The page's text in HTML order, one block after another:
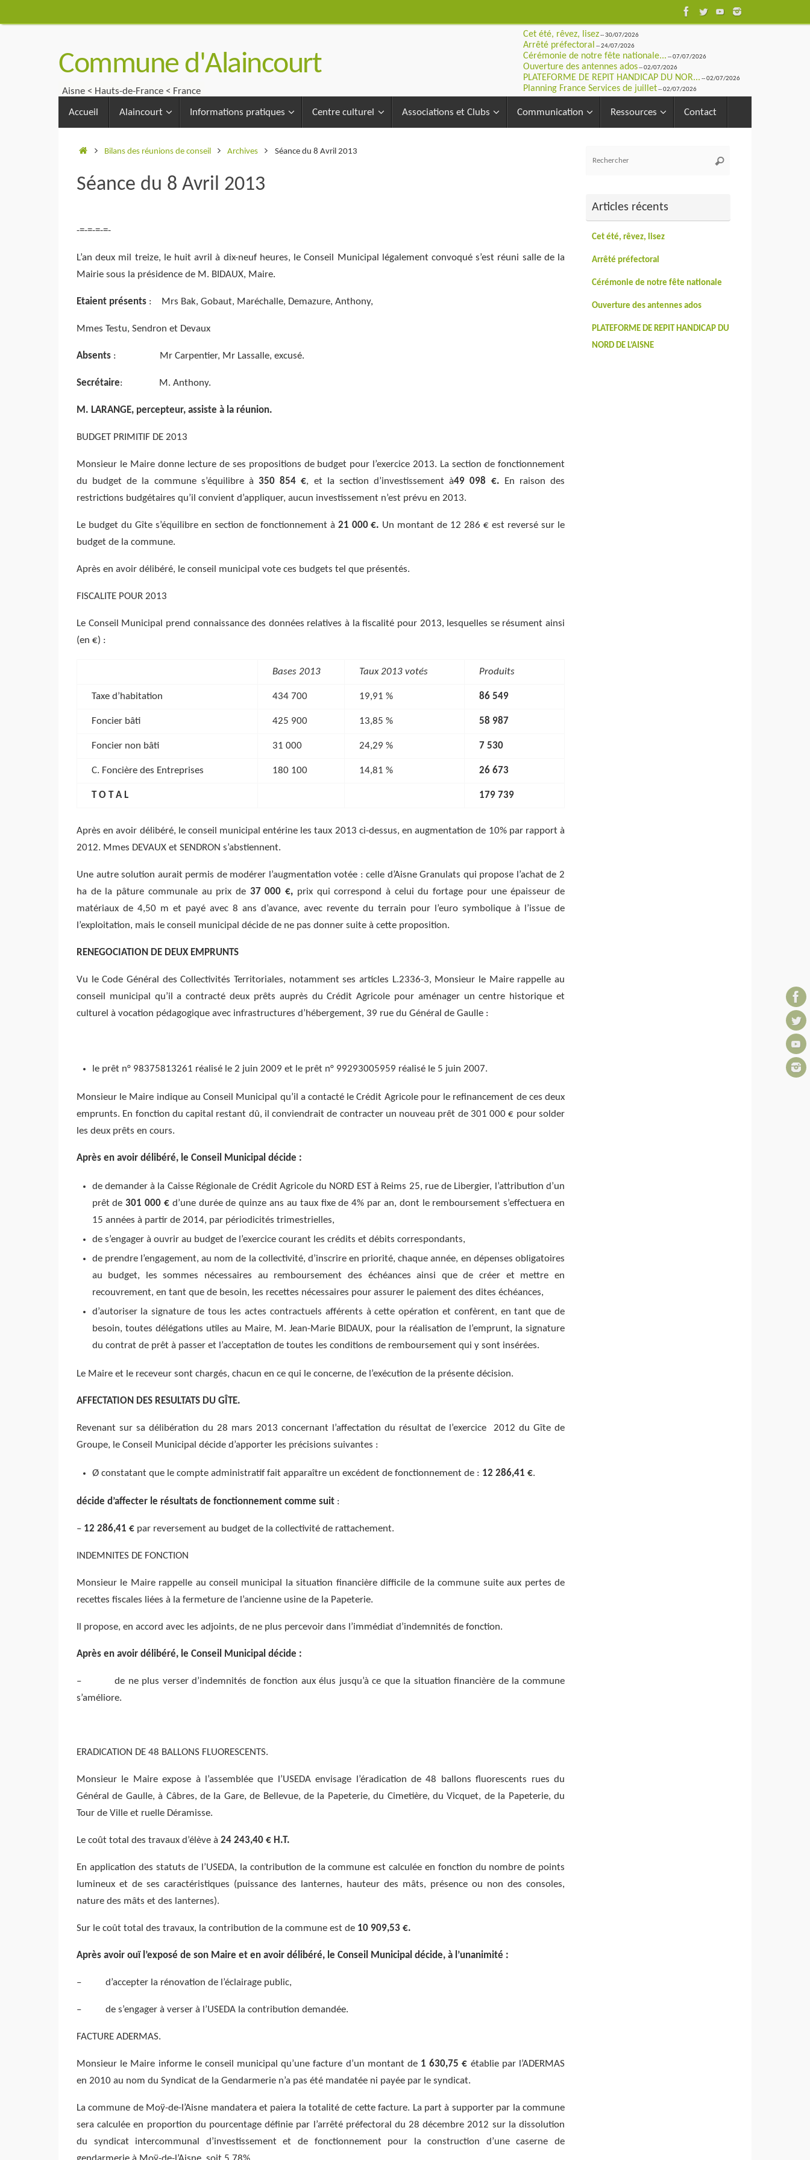
au
Commune d'Alaincourt
Aisne < Hauts-de-France < France
Cet été, rêvez, lisez-- 30/07/2026
Arrêté préfectoral -- 24/07/2026
Cérémonie de notre fête nationale... -- 07/07/2026
Ouverture des antennes ados-- 02/07/2026
PLATEFORME DE REPIT HANDICAP DU NOR... -- 02/07/2026
Planning France Services de juillet-- 02/07/2026
contenu
Accueil Alaincourt Informations pratiques Centre culturel Associations et Clubs Communication Ressources Contact
AccueilBilans des réunions de conseil Archives Séance du 8 Avril 2013
Séance du 8 Avril 2013
-=-=-=-=-
L’an deux mil treize, le huit avril à dix-neuf heures, le Conseil Municipal légalement convoqué s’est réuni salle de la
Mairie sous la présidence de M. BIDAUX, Maire.
Etaient présents : Mrs Bak, Gobaut, Maréchalle, Demazure, Anthony,
Mmes Testu, Sendron et Devaux
Absents : Mr Carpentier, Mr Lassalle, excusé.
Secrétaire: M. Anthony.
M. LARANGE, percepteur, assiste à la réunion.
BUDGET PRIMITIF DE 2013
Monsieur le Maire donne lecture de ses propositions de budget pour l’exercice 2013. La section de fonctionnement
du budget de la commune s’équilibre à350 854 €, et la section d’investissement à49 098 €. En raison des
restrictions budgétaires qu’il convient d’appliquer, aucun investissement n’est prévu en 2013.
Le budget du Gîte s’équilibre en section de fonctionnement à 21 000 €. Un montant de 12 286 € est reversé sur le
budget de la commune.
Après en avoir délibéré, le conseil municipal vote ces budgets tel que présentés.
FISCALITE POUR 2013
Le Conseil Municipal prend connaissance des données relatives à la fiscalité pour 2013, lesquelles se résument ainsi
(en €) :
Bases 2013 Taux 2013 votés Produits
Taxe d’habitation 434 700 19,91 % 86 549
Foncier bâti 425 900 13,85 % 58 987
Foncier non bâti 31 000 24,29 % 7 530
C. Foncière des Entreprises 180 100 14,81 % 26 673
T O T A L 179 739
Après en avoir délibéré, le conseil municipal entérine les taux 2013 ci-dessus, en augmentation de 10% par rapport à
2012. Mmes DEVAUX et SENDRON s’abstiennent.
Une autre solution aurait permis de modérer l’augmentation votée : celle d’Aisne Granulats qui propose l’achat de 2
ha de la pâture communale au prix de 37 000 €, prix qui correspond à celui du fortage pour une épaisseur de
matériaux de 4,50 m et payé avec 8 ans d’avance, avec revente du terrain pour l’euro symbolique à l’issue de
l’exploitation, mais le conseil municipal décide de ne pas donner suite à cette proposition.
RENEGOCIATION DE DEUX EMPRUNTS
Vu le Code Général des Collectivités Territoriales, notamment ses articles L.2336-3, Monsieur le Maire rappelle au
conseil municipal qu’il a contracté deux prêts auprès du Crédit Agricole pour aménager un centre historique et
culturel à vocation pédagogique avec infrastructures d’hébergement, 39 rue du Général de Gaulle :
le prêt n° 98375813261 réalisé le 2 juin 2009 et le prêt n° 99293005959 réalisé le 5 juin 2007.
Monsieur le Maire indique au Conseil Municipal qu’il a contacté le Crédit Agricole pour le refinancement de ces deux
emprunts. En fonction du capital restant dû, il conviendrait de contracter un nouveau prêt de 301 000 € pour solder
les deux prêts en cours.
Après en avoir délibéré, le Conseil Municipal décide :
de demander à la Caisse Régionale de Crédit Agricole du NORD EST à Reims 25, rue de Libergier, l’attribution d’un
prêt de 301 000 €d’une durée de quinze ans au taux fixe de 4% par an, dont le remboursement s’effectuera en
15 années à partir de 2014, par périodicités trimestrielles,
de s’engager à ouvrir au budget de l’exercice courant les crédits et débits correspondants,
de prendre l’engagement, au nom de la collectivité, d’inscrire en priorité, chaque année, en dépenses obligatoires
au budget, les sommes nécessaires au remboursement des échéances ainsi que de créer et mettre en
recouvrement, en tant que de besoin, les recettes nécessaires pour assurer le paiement des dites échéances,
d’autoriser la signature de tous les actes contractuels afférents à cette opération et confèrent, en tant que de
besoin, toutes délégations utiles au Maire, M. Jean-Marie BIDAUX, pour la réalisation de l’emprunt, la signature
du contrat de prêt à passer et l’acceptation de toutes les conditions de remboursement qui y sont insérées.
Le Maire et le receveur sont chargés, chacun en ce qui le concerne, de l’exécution de la présente décision.
AFFECTATION DES RESULTATS DU GÎTE.
Revenant sur sa délibération du 28 mars 2013 concernant l’affectation du résultat de l’exercice 2012 du Gîte de
Groupe, le Conseil Municipal décide d’apporter les précisions suivantes :
Ø constatant que le compte administratif fait apparaître un excédent de fonctionnement de : 12 286,41 €.
décide d’affecter le résultats de fonctionnement comme suit :
– 12 286,41 € par reversement au budget de la collectivité de rattachement.
INDEMNITES DE FONCTION
Monsieur le Maire rappelle au conseil municipal la situation financière difficile de la commune suite aux pertes de
recettes fiscales liées à la fermeture de l’ancienne usine de la Papeterie.
Il propose, en accord avec les adjoints, de ne plus percevoir dans l’immédiat d’indemnités de fonction.
Après en avoir délibéré, le Conseil Municipal décide :
– de ne plus verser d’indemnités de fonction aux élus jusqu’à ce que la situation financière de la commune
s’améliore.
ERADICATION DE 48 BALLONS FLUORESCENTS.
Monsieur le Maire expose à l’assemblée que l’USEDA envisage l’éradication de 48 ballons fluorescents rues du
Général de Gaulle, à Câbres, de la Gare, de Bellevue, de la Papeterie, du Cimetière, du Vicquet, de la Papeterie, du
Tour de Ville et ruelle Déramisse.
Le coût total des travaux d’élève à 24 243,40 € H.T.
En application des statuts de l’USEDA, la contribution de la commune est calculée en fonction du nombre de points
lumineux et de ses caractéristiques (puissance des lanternes, hauteur des mâts, présence ou non des consoles,
nature des mâts et des lanternes).
Sur le coût total des travaux, la contribution de la commune est de 10 909,53 €.
Après avoir ouï l’exposé de son Maire et en avoir délibéré, le Conseil Municipal décide, à l’unanimité :
– d’accepter la rénovation de l’éclairage public,
– de s’engager à verser à l’USEDA la contribution demandée.
FACTURE ADERMAS.
Monsieur le Maire informe le conseil municipal qu’une facture d’un montant de 1 630,75 € établie par l’ADERMAS
en 2010 au nom du Syndicat de la Gendarmerie n’a pas été mandatée ni payée par le syndicat.
La commune de Moÿ-de-l’Aisne mandatera et paiera la totalité de cette facture. La part à supporter par la commune
sera calculée en proportion du pourcentage définie par l’arrêté préfectoral du 28 décembre 2012 sur la dissolution
du syndicat intercommunal d’investissement et de fonctionnement pour la construction d’une caserne de
Rechercher
Articles récents
Cet été, rêvez, lisez
Arrêté préfectoral
Cérémonie de notre fête nationale
Ouverture des antennes ados
PLATEFORME DE REPIT HANDICAP DU
NORD DE L’AISNE